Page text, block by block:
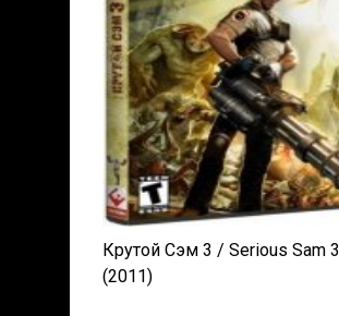
Крутой Сэм 3 / Serious Sam 3
(2011)